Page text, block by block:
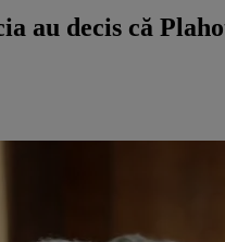
au decis că